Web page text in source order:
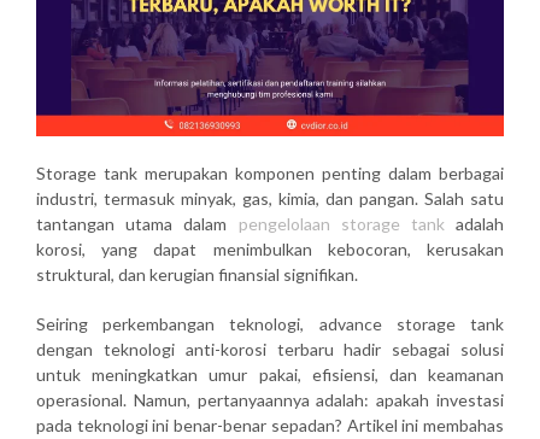
Storage tank merupakan komponen penting dalam berbagai
industri, termasuk minyak, gas, kimia, dan pangan. Salah satu
tantangan utama dalam pengelolaan storage tankadalah
korosi, yang dapat menimbulkan kebocoran, kerusakan
struktural, dan kerugian finansial signifikan.
Seiring perkembangan teknologi, advance storage tank
dengan teknologi anti-korosi terbaru hadir sebagai solusi
untuk meningkatkan umur pakai, efisiensi, dan keamanan
operasional. Namun, pertanyaannya adalah: apakah investasi
pada teknologi ini benar-benar sepadan? Artikel ini membahas